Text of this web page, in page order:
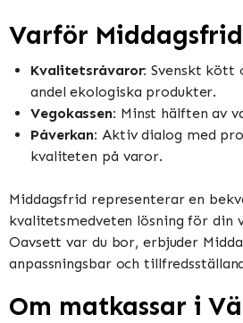
Varför
Kvalitetsråvaror: Svenskt kött
andel ekologiska produkter.
Vegokassen: Minst hälften av
Påverkan: Aktiv dialog med
kvaliteten på varor.
Middagsfrid representerar en
kvalitetsmedveten lösning för din
Oavsett var du bor, erbjuder
anpassningsbar och
Om matkassar i